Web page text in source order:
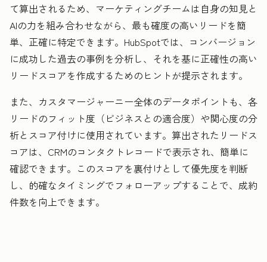
て算出されるため、マーケティングチームは自身の知見と
AIの力を組み合わせながら、最も確度の高いリードを簡
単、正確に特定できます。HubSpotでは、コンバージョン
に成功した過去の事例を分析し、それを基に正確性の高い
リードスコアを作成するためのヒントが提示されます。
また、カスタマージャーニー全体のデータポイントも、各
リードのフィット度（ビジネスとの適合度）や関心度の分
析とスコア付けに使用されています。算出されたリードス
コアは、CRMのコンタクトレコードで表示され、簡単に
確認できます。このスコアを裏付けとして優先度を判断
し、的確なタイミングでフォローアップすることで、成約
件数を向上できます。